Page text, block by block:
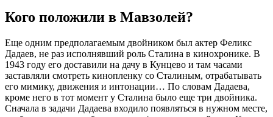
Кого положили в Мавзолей?
Еще одним предполагаемым двойником был актер Феликс
Дадаев, не раз исполнявший роль Сталина в кинохронике. В
1943 году его доставили на дачу в Кунцево и там часами
заставляли смотреть кинопленку со Сталиным, отрабатывать
его мимику, движения и интонации… По словам Дадаева,
кроме него в тот момент у Сталина было еще три двойника.
Сначала в задачи Дадаева входило появляться в нужном месте,